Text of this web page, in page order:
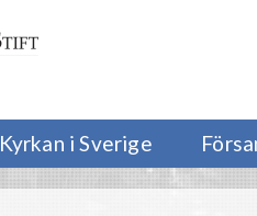
Kyrkan i Sverige